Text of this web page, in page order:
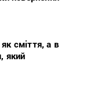
сміття, а в
який